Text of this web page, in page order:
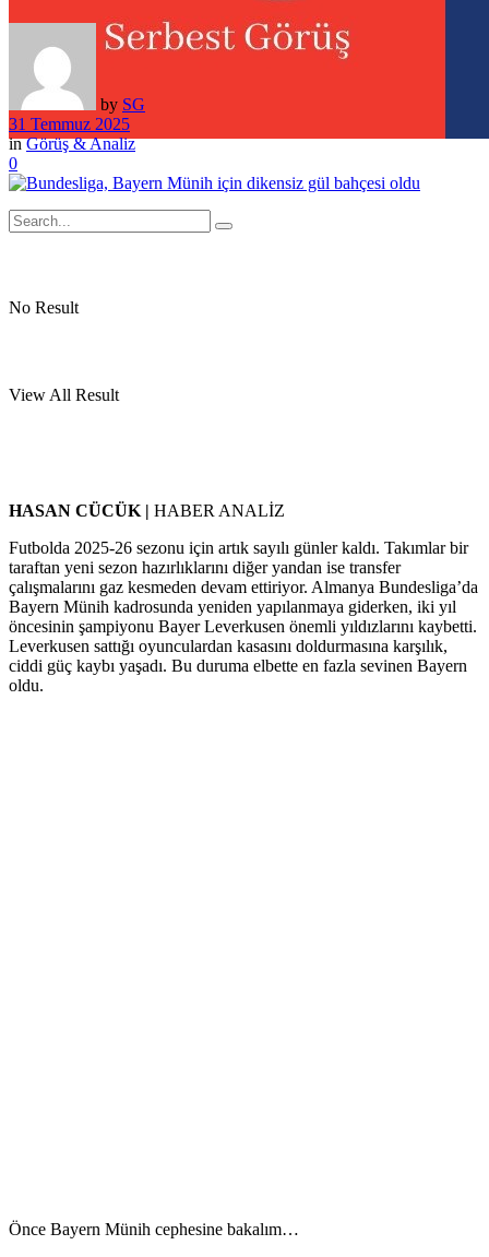
No Result
View All Result
by SG
31 Temmuz 2025
in Görüş & Analiz
0
HASAN CÜCÜK | HABER ANALİZ
Futbolda 2025-26 sezonu için artık sayılı günler kaldı. Takımlar bir
taraftan yeni sezon hazırlıklarını diğer yandan ise transfer
çalışmalarını gaz kesmeden devam ettiriyor. Almanya Bundesliga’da
Bayern Münih kadrosunda yeniden yapılanmaya giderken, iki yıl
öncesinin şampiyonu Bayer Leverkusen önemli yıldızlarını kaybetti.
Leverkusen sattığı oyunculardan kasasını doldurmasına karşılık,
ciddi güç kaybı yaşadı. Bu duruma elbette en fazla sevinen Bayern
oldu.
Önce Bayern Münih cephesine bakalım…